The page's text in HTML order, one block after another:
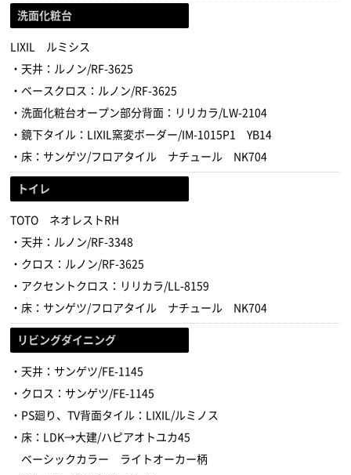
洗面化粧台
LIXIL ルミシス
・天井：ルノン/RF-3625
・ベースクロス：ルノン/RF-3625
・洗面化粧台オープン部分背面：リリカラ/LW-2104
・鏡下タイル：LIXIL窯変ボーダー/IM-1015P1 YB14
・床：サンゲツ/フロアタイル ナチュール NK704
トイレ
TOTO ネオレストRH
・天井：ルノン/RF-3348
・クロス：ルノン/RF-3625
・アクセントクロス：リリカラ/LL-8159
・床：サンゲツ/フロアタイル ナチュール NK704
リビングダイニング
・天井：サンゲツ/FE-1145
・クロス：サンゲツ/FE-1145
・PS廻り、TV背面タイル：LIXIL/ルミノス
・床：LDK→大建/ハピアオトユカ45
ベーシックカラー ライトオーカー柄